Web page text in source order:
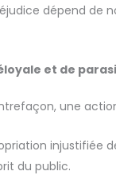
dépend
et de
une
du public.